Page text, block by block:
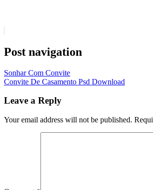
Post navigation
Sonhar Com Convite
Convite De Casamento Psd Download
Leave a Reply
Your email address will not be published.